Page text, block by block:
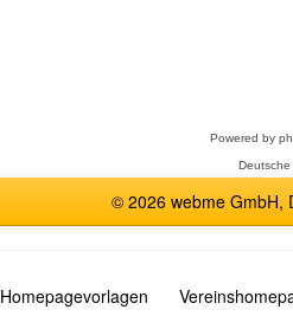
Powered by
© 2026 webme GmbH,
Homepagevorlagen